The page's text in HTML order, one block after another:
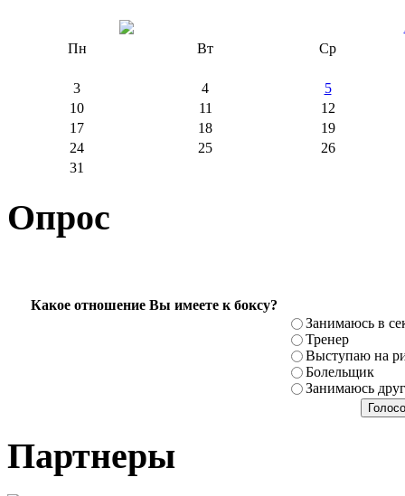
Пн
Вт Ср
3 4
5
10
11
12
17
18
19
24
25
26
31
Опрос
Какое отношение Вы имеете к боксу?
Занимаюсь в
Тренер
Выступаю на
Болельщик
Занимаюсь
Партнеры